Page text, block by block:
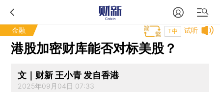
金融 试听
T中
港股加密财库能否对标美股？
文｜财新 王小青 发自香港
2025年09月04日 07:33